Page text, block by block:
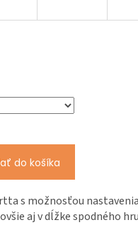
do košíka
s možnosťou
aj v dĺžke spodného